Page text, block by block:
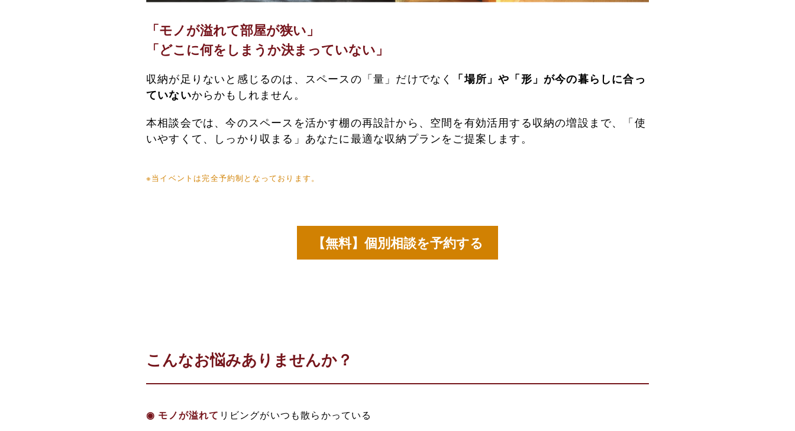
「モノが溢れて部屋が狭い」
「どこに何をしまうか決まっていない」
収納が足りないと感じるのは、スペースの「量」だけでなく
「場所」や「形」が今の暮らしに合っ
ていないからかもしれません。
本相談会では、今のスペースを活かす棚の再設計から、空間を有効活用する収納の増設まで、「使
いやすくて、しっかり収まる」あなたに最適な収納プランをご提案します。
※当イベントは完全予約制となっております。
【無料】個別相談を予約する
こんなお悩みありませんか？
◉ モノが溢れて リビングがいつも散らかっている